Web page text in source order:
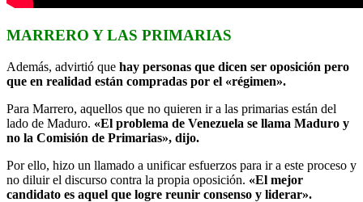
MARRERO Y LAS PRIMARIAS
Además, advirtió que hay personas que dicen ser oposición pero
que en realidad están compradas por el «régimen».
Para Marrero, aquellos que no quieren ir a las primarias están del
lado de Maduro. «El problema de Venezuela se llama Maduro y
no la Comisión de Primarias», dijo.
Por ello, hizo un llamado a unificar esfuerzos para ir a este proceso y
no diluir el discurso contra la propia oposición. «El mejor
candidato es aquel que logre reunir consenso y liderar».